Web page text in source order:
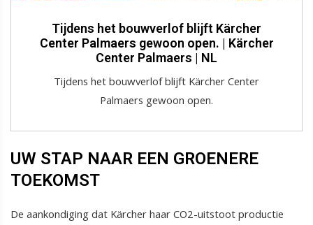
Tijdens het bouwverlof blijft Kärcher
Center Palmaers gewoon open. | Kärcher
Center Palmaers | NL
Tijdens het bouwverlof blijft Kärcher Center
Palmaers gewoon open.
UW STAP NAAR EEN GROENERE
TOEKOMST
De aankondiging dat Kärcher haar CO2-uitstoot productie